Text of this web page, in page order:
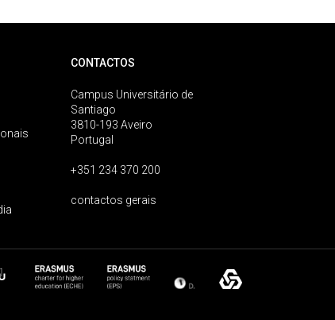
CONTACTOS
Campus Universitário de
Santiago
3810-193 Aveiro
Portugal
+351 234 370 200
contactos gerais